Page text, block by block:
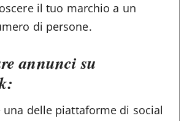
il tuo marchio a un
di persone.
annunci su
una delle piattaforme di social